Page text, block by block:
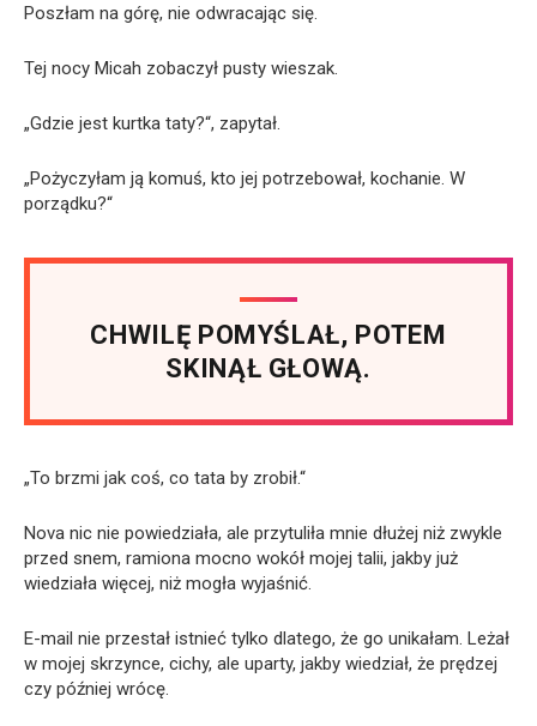
Poszłam na górę, nie odwracając się.
Tej nocy Micah zobaczył pusty wieszak.
„Gdzie jest kurtka taty?“, zapytał.
„Pożyczyłam ją komuś, kto jej potrzebował, kochanie. W
porządku?“
CHWILĘ POMYŚLAŁ, POTEM
SKINĄŁ GŁOWĄ.
„To brzmi jak coś, co tata by zrobił.“
Nova nic nie powiedziała, ale przytuliła mnie dłużej niż zwykle
przed snem, ramiona mocno wokół mojej talii, jakby już
wiedziała więcej, niż mogła wyjaśnić.
E-mail nie przestał istnieć tylko dlatego, że go unikałam. Leżał
w mojej skrzynce, cichy, ale uparty, jakby wiedział, że prędzej
czy później wrócę.